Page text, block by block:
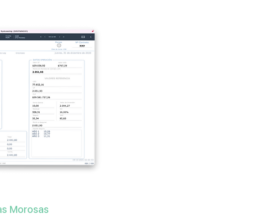
Morosas